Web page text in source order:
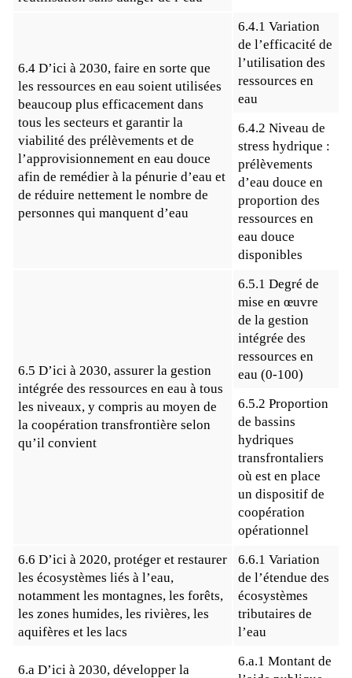
6.4 D’ici à 2030, faire en sorte que
les ressources en eau soient utilisées
beaucoup plus efficacement dans
tous les secteurs et garantir la
viabilité des prélèvements et de
l’approvisionnement en eau douce
afin de remédier à la pénurie d’eau et
de réduire nettement le nombre de
personnes qui manquent d’eau
6.4.1 Variation
de l’efficacité de
l’utilisation des
ressources en
eau
6.4.2 Niveau de
stress hydrique :
prélèvements
d’eau douce en
proportion des
ressources en
eau douce
disponibles
6.5 D’ici à 2030, assurer la gestion
intégrée des ressources en eau à tous
les niveaux, y compris au moyen de
la coopération transfrontière selon
qu’il convient
6.5.1 Degré de
mise en œuvre
de la gestion
intégrée des
ressources en
eau (0-100)
6.5.2 Proportion
de bassins
hydriques
transfrontaliers
où est en place
un dispositif de
coopération
opérationnel
6.6 D’ici à 2020, protéger et restaurer
les écosystèmes liés à l’eau,
notamment les montagnes, les forêts,
les zones humides, les rivières, les
aquifères et les lacs
6.6.1 Variation
de l’étendue des
écosystèmes
tributaires de
l’eau
6.a D’ici à 2030, développer la
6.a.1 Montant de